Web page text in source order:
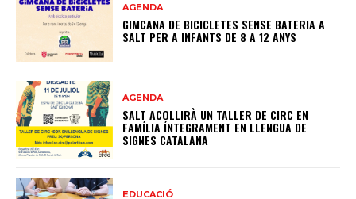
AGENDA
GIMCANA DE BICICLETES SENSE BATERIA A
SALT PER A INFANTS DE 8 A 12 ANYS
AGENDA
SALT ACOLLIRÀ UN TALLER DE CIRC EN
FAMÍLIA ÍNTEGRAMENT EN LLENGUA DE
SIGNES CATALANA
EDUCACIÓ